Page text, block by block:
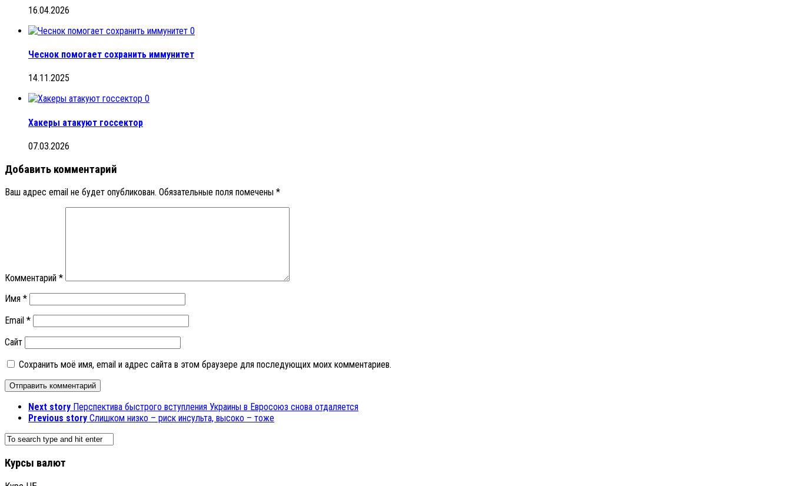
16.04.2026
0
Чеснок помогает сохранить иммунитет
14.11.2025
0
Хакеры атакуют госсектор
07.03.2026
Добавить комментарий
Ваш адрес email не будет опубликован. Обязательные поля помечены *
Комментарий *
Имя *
Email *
Сайт
Сохранить моё имя, email и адрес сайта в этом браузере для последующих моих комментариев.
Next story Перспектива быстрого вступления Украины в Евросоюз снова отдаляется
Previous story Слишком низко – риск инсульта, высоко – тоже
Курсы валют